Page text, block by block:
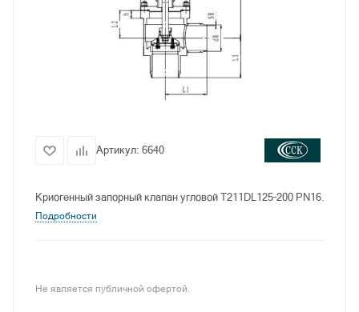
Артикул: 6640
Криогенный запорный клапан угловой T211DL125-200 PN16.
Подробности
Не является публичной офертой.